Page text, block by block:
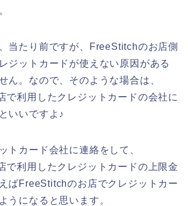
当たり前ですが、FreeStitchのお店側
ジットカードが使えない原因がある
ん。なので、そのような場合は、
で利用したクレジットカードの会社に
いいですよ♪
トカード会社に連絡をして、
で利用したクレジットカードの上限金
ばFreeStitchのお店でクレジットカー
うになると思います。